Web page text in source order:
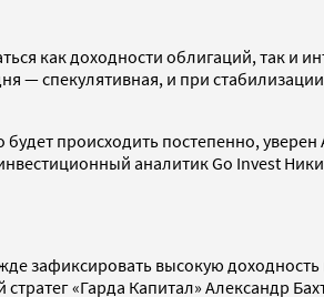
как доходности облигаций, так и
— спекулятивная, и при
происходить постепенно,
аналитик Go Invest
зафиксировать высокую
«Гарда Капитал» Александр